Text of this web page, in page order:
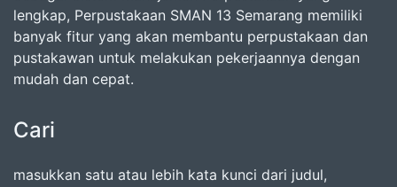
lengkap, Perpustakaan SMAN 13 Semarang memiliki
banyak fitur yang akan membantu perpustakaan dan
pustakawan untuk melakukan pekerjaannya dengan
mudah dan cepat.
Cari
masukkan satu atau lebih kata kunci dari judul,